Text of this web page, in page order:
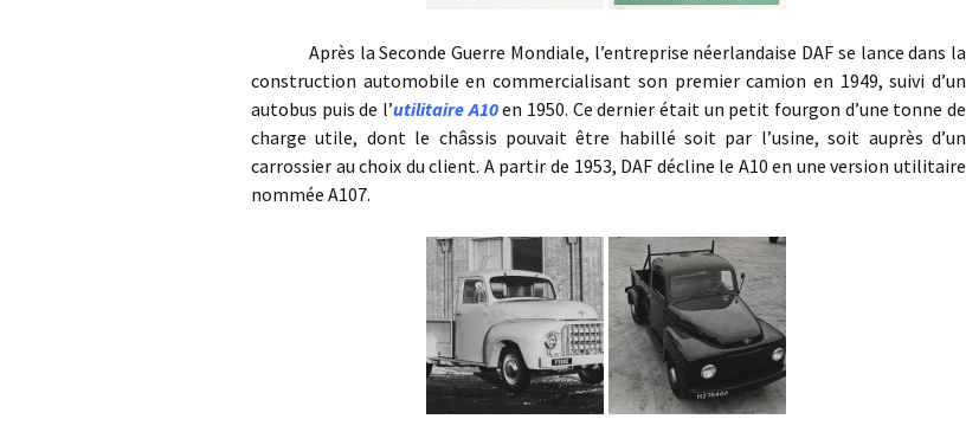
Après la Seconde Guerre Mondiale, l’entreprise néerlandaise DAF se lance dans la
construction automobile en commercialisant son premier camion en 1949, suivi d’un
autobus puis de l’utilitaire A10en 1950. Ce dernier était un petit fourgon d’une tonne de
charge utile, dont le châssis pouvait être habillé soit par l’usine, soit auprès d’un
carrossier au choix du client. A partir de 1953, DAF décline le A10 en une version utilitaire
nommée A107.